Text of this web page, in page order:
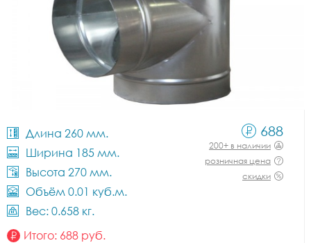
Длина 260 мм.
Ширина 185 мм.
Высота 270 мм.
Объём 0.01 куб.м.
Вес: 0.658 кг.
688
200+ в наличии
розничная цена
скидки
Итого: 688 руб.